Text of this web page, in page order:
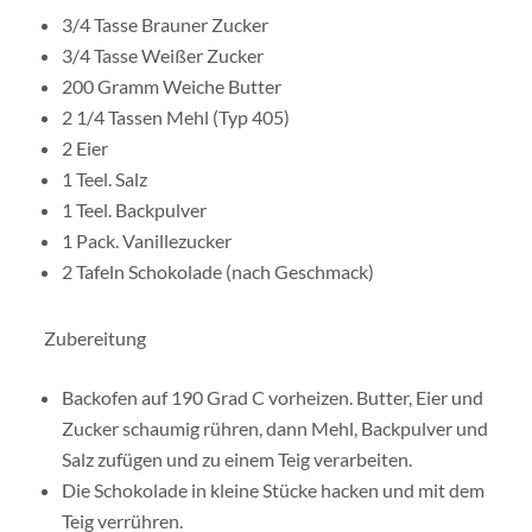
3/4 Tasse Brauner Zucker
3/4 Tasse Weißer Zucker
200 Gramm Weiche Butter
2 1/4 Tassen Mehl (Typ 405)
2 Eier
1 Teel. Salz
1 Teel. Backpulver
1 Pack. Vanillezucker
2 Tafeln Schokolade (nach Geschmack)
Zubereitung
Backofen auf 190 Grad C vorheizen. Butter, Eier und
Zucker schaumig rühren, dann Mehl, Backpulver und
Salz zufügen und zu einem Teig verarbeiten.
Die Schokolade in kleine Stücke hacken und mit dem
Teig verrühren.